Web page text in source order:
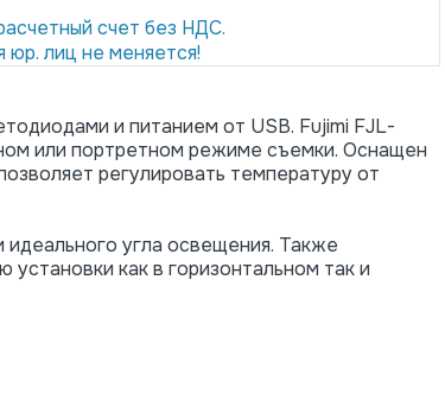
счет без НДС.
юр. лиц не меняется!
и питанием от USB. Fujimi FJL-
или портретном режиме съемки. Оснащен
регулировать температуру от
угла освещения. Также
как в горизонтальном так и